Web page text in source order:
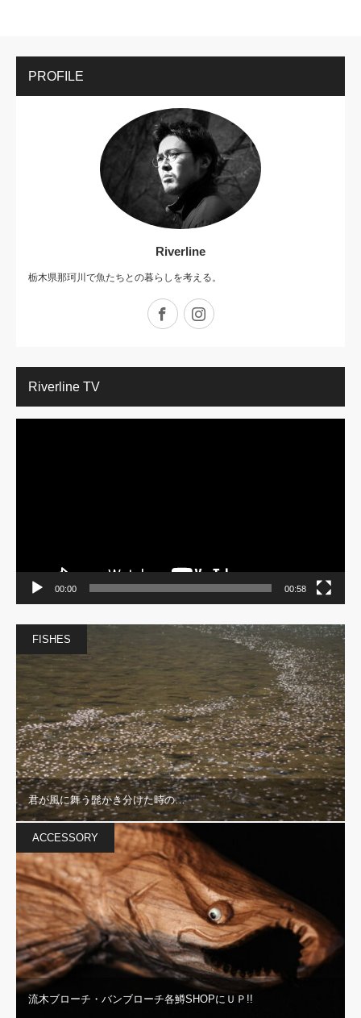
PROFILE
Riverline
栃木県那珂川で魚たちとの暮らしを考える。
FacebookInstagram
Riverline TV
00:00 00:58
FISHES
君が風に舞う髭かき分けた時の…
ACCESSORY
流木ブローチ・バンブローチ各鱒SHOPにＵＰ!!